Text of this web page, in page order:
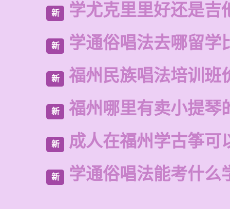
新 学尤克里里好还是吉
新 学通俗唱法去哪留学
新 福州民族唱法培训班
新 福州哪里有卖小提琴
新 成人在福州学古筝可
新 学通俗唱法能考什么